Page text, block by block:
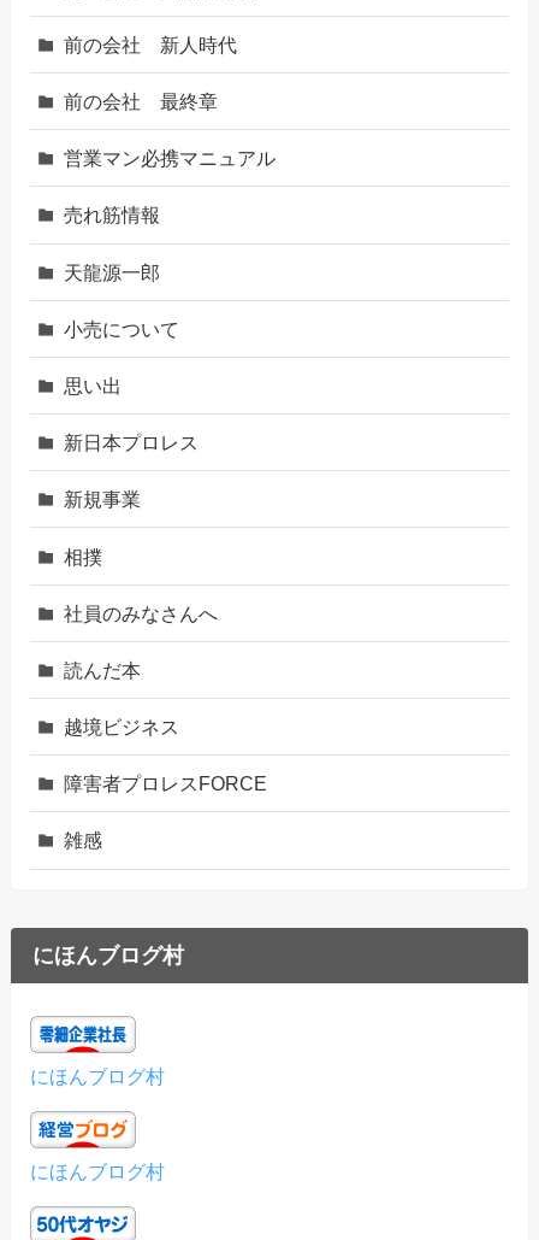
前の会社 新人時代
前の会社 最終章
営業マン必携マニュアル
売れ筋情報
天龍源一郎
小売について
思い出
新日本プロレス
新規事業
相撲
社員のみなさんへ
読んだ本
越境ビジネス
障害者プロレスFORCE
雑感
にほんブログ村
にほんブログ村
にほんブログ村